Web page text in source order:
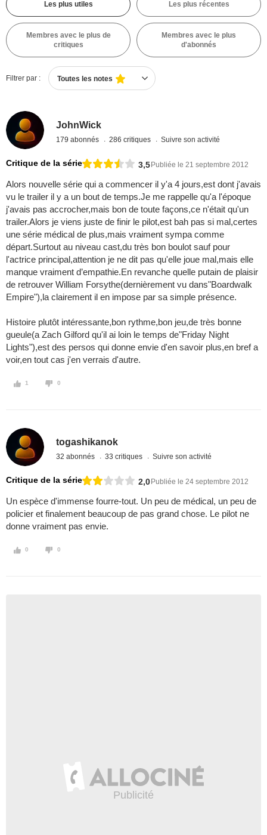
Les plus utiles Les plus récentes
Membres avec le plus de
critiques
Membres avec le plus
d'abonnés
Filtrer par : Toutes les notes
JohnWick
179 abonnés 286 critiques Suivre son activité
Critique de la série 3,5Publiée le 21 septembre 2012
Alors nouvelle série qui a commencer il y'a 4 jours,est dont j'avais
vu le trailer il y a un bout de temps.Je me rappelle qu'a l'époque
j'avais pas accrocher,mais bon de toute façons,ce n'était qu'un
trailer.Alors je viens juste de finir le pilot,est bah pas si mal,certes
une série médical de plus,mais vraiment sympa comme
départ.Surtout au niveau cast,du très bon boulot sauf pour
l'actrice principal,attention je ne dit pas qu'elle joue mal,mais elle
manque vraiment d’empathie.En revanche quelle putain de plaisir
de retrouver William Forsythe(dernièrement vu dans"Boardwalk
Empire"),la clairement il en impose par sa simple présence.
Histoire plutôt intéressante,bon rythme,bon jeu,de très bonne
gueule(a Zach Gilford qu'il ai loin le temps de"Friday Night
Lights"),est des persos qui donne envie d'en savoir plus,en bref a
voir,en tout cas j'en verrais d'autre.
1 0
togashikanok
32 abonnés 33 critiques Suivre son activité
Critique de la série 2,0Publiée le 24 septembre 2012
Un espèce d'immense fourre-tout. Un peu de médical, un peu de
policier et finalement beaucoup de pas grand chose. Le pilot ne
donne vraiment pas envie.
0 0